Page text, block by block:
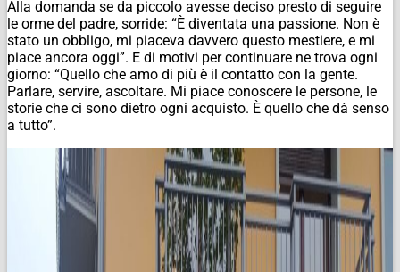
Alla domanda se da piccolo avesse deciso presto di seguire
le orme del padre, sorride: “È diventata una passione. Non è
stato un obbligo, mi piaceva davvero questo mestiere, e mi
piace ancora oggi”. E di motivi per continuare ne trova ogni
giorno: “Quello che amo di più è il contatto con la gente.
Parlare, servire, ascoltare. Mi piace conoscere le persone, le
storie che ci sono dietro ogni acquisto. È quello che dà senso
a tutto”.